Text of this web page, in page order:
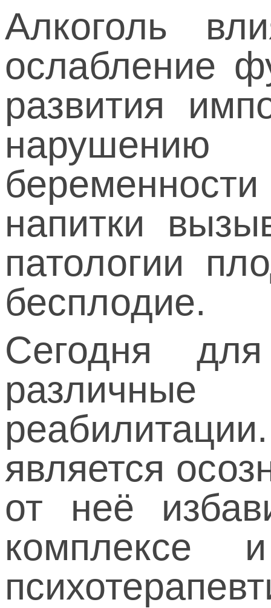
Алкоголь
ослабление
развития
нарушению
напитки
патологии
бесплодие.
Сегодня
является
от неё
комплексе